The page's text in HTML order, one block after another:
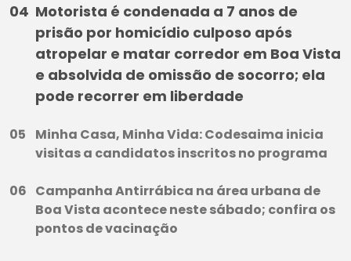
Motorista é condenada a 7 anos de
prisão por homicídio culposo após
atropelar e matar corredor em Boa Vista
e absolvida de omissão de socorro; ela
pode recorrer em liberdade
Minha Casa, Minha Vida: Codesaima inicia
visitas a candidatos inscritos no programa
Campanha Antirrábica na área urbana de
Boa Vista acontece neste sábado; confira os
pontos de vacinação